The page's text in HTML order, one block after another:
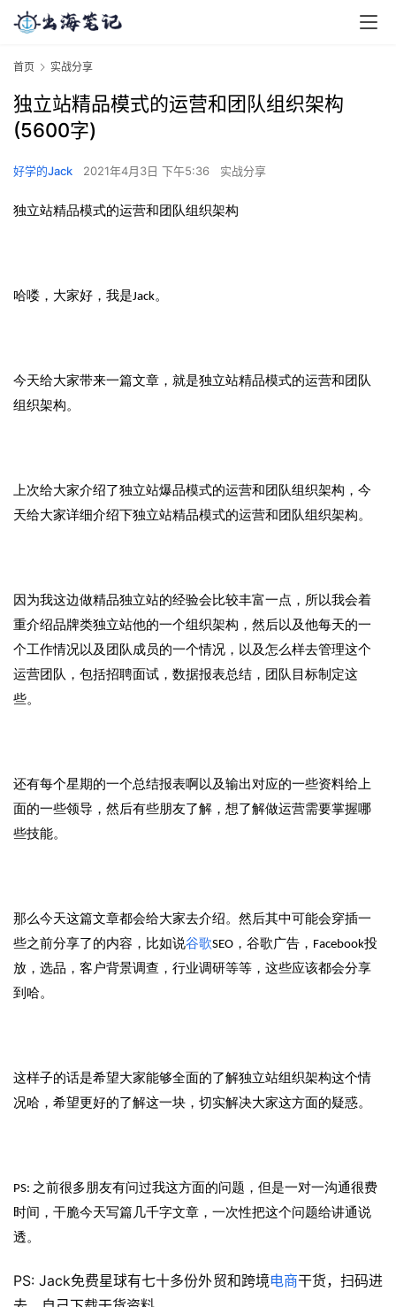
首页 实战分享
独立站精品模式的运营和团队组织架构
(5600字)
好学的Jack 2021年4月3日 下午5:36 实战分享
独立站精品模式的运营和团队组织架构
哈喽，大家好，我是Jack。
今天给大家带来一篇文章，就是独立站精品模式的运营和团队
组织架构。
上次给大家介绍了独立站爆品模式的运营和团队组织架构，今
天给大家详细介绍下独立站精品模式的运营和团队组织架构。
因为我这边做精品独立站的经验会比较丰富一点，所以我会着
重介绍品牌类独立站他的一个组织架构，然后以及他每天的一
个工作情况以及团队成员的一个情况，以及怎么样去管理这个
运营团队，包括招聘面试，数据报表总结，团队目标制定这
些。
还有每个星期的一个总结报表啊以及输出对应的一些资料给上
面的一些领导，然后有些朋友了解，想了解做运营需要掌握哪
些技能。
那么今天这篇文章都会给大家去介绍。然后其中可能会穿插一
些之前分享了的内容，比如说谷歌SEO，谷歌广告，Facebook投
放，选品，客户背景调查，行业调研等等，这些应该都会分享
到哈。
这样子的话是希望大家能够全面的了解独立站组织架构这个情
况哈，希望更好的了解这一块，切实解决大家这方面的疑惑。
PS: 之前很多朋友有问过我这方面的问题，但是一对一沟通很费
时间，干脆今天写篇几千字文章，一次性把这个问题给讲通说
透。
PS: Jack免费星球有七十多份外贸和跨境电商干货，扫码进